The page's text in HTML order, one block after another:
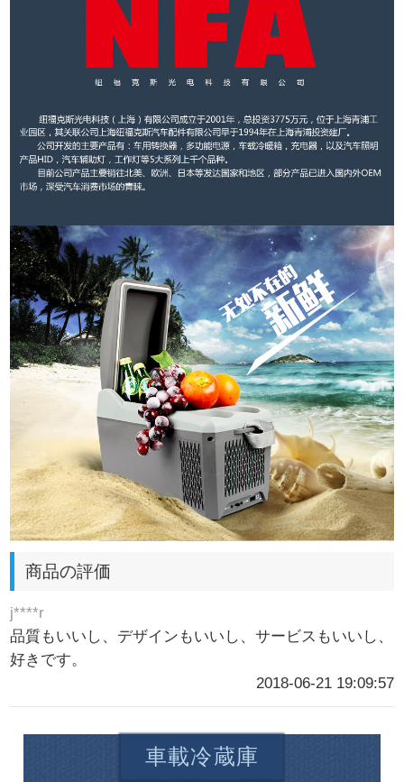
商品の評価
j****r
品質もいいし、デザインもいいし、サービスもいいし、
好きです。
2018-06-21 19:09:57
車載冷蔵庫